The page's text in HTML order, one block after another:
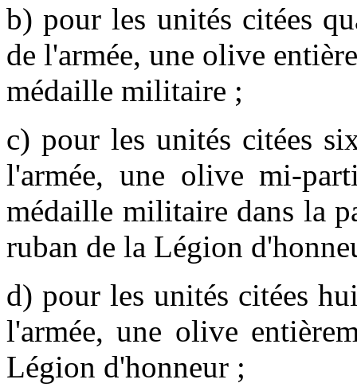
b) pour les unités citées
de l'armée, une olive
médaille militaire ;
c) pour les unités citées
l'armée, une olive mi-
médaille militaire dans la
ruban de la Légion
d) pour les unités citées
l'armée, une olive
Légion d'honneur ;